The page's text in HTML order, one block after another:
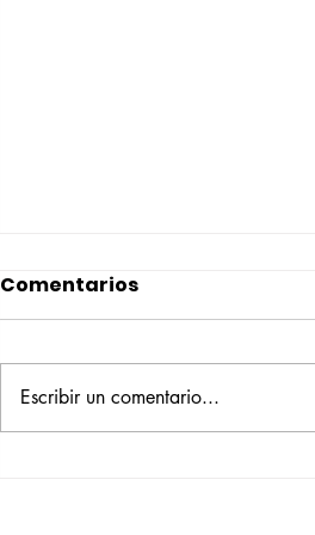
Comentarios
Escribir un comentario...